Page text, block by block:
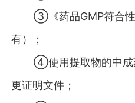
③《药品GMP符合
有）；
④使用提取物的中成
更证明文件；